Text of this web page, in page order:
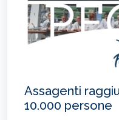
Assagenti
10.000 persone